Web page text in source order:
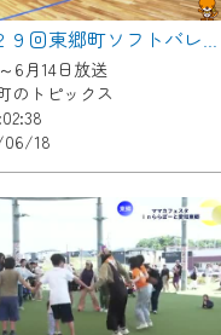
【東郷】第２９回東郷町ソフトバレーボール大会
6月14日放送
のトピックス
06/18
【変更点】
◆デザイン変更によ
◆当社アプリやＰＣ
CCNetサービスエリ
【ご注意】
2024年9月24日から
『CCNet Web TV』
CCNetサービスへの
何卒、ご理解ご了